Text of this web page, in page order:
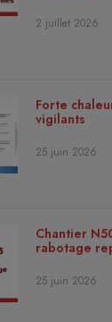
2 juillet 2026
Forte
vigilants
25 juin 2026
Chantier
rabotage
25 juin 2026